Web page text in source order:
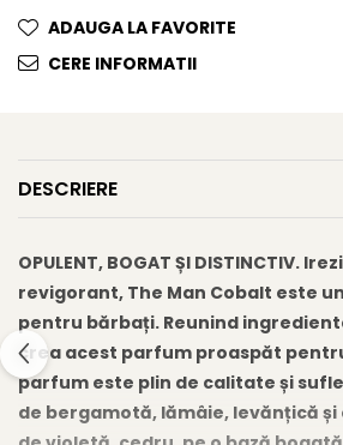
Gel fixare sprancene
Mascara (rimel) sprancene
ADAUGA LA FAVORITE
CERE INFORMATII
DESCRIERE
OPULENT, BOGAT ȘI DISTINCTIV.
revigorant, The Man Cobalt este
pentru bărbați. Reunind
crea acest parfum proaspăt
parfum este plin de calitate și
de bergamotă, lămâie, levănțică